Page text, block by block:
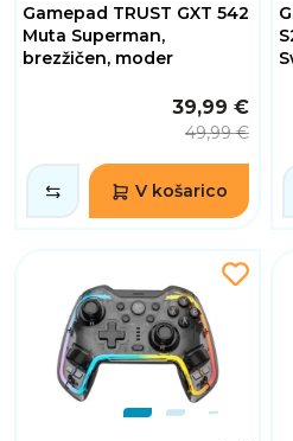
Gamepad TRUST GXT 542
Muta Superman,
brezžičen, moder
39,99 €
49,99 €
V košarico